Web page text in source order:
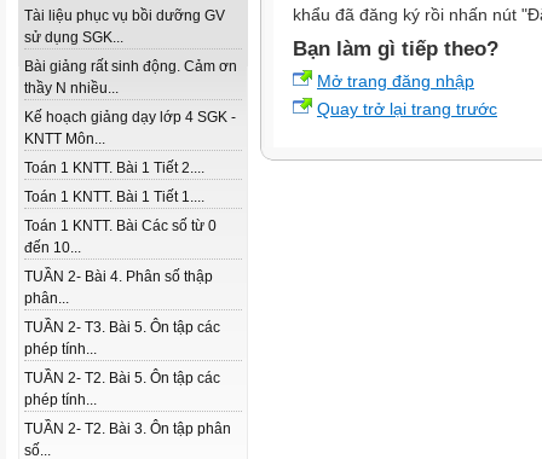
Tài liệu phục vụ bồi dưỡng GV
sử dụng SGK...
Bài giảng rất sinh động. Cảm ơn
thầy N nhiều...
Kế hoạch giảng dạy lớp 4 SGK -
KNTT Môn...
Toán 1 KNTT. Bài 1 Tiết 2....
Toán 1 KNTT. Bài 1 Tiết 1....
Toán 1 KNTT. Bài Các số từ 0
đến 10...
TUẦN 2- Bài 4. Phân số thập
phân...
TUẦN 2- T3. Bài 5. Ôn tập các
phép tính...
TUẦN 2- T2. Bài 5. Ôn tập các
phép tính...
TUẦN 2- T2. Bài 3. Ôn tập phân
số...
khẩu đã đăng ký rồi nhấn nút
Bạn làm gì tiếp theo?
Mở trang đăng nhập
Quay trở lại trang trước